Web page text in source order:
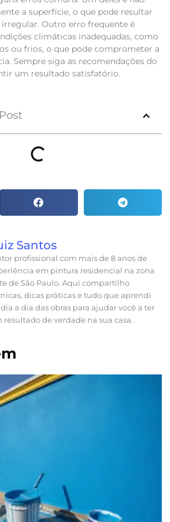
a superfície, o que pode resultar
Outro erro frequente é
climáticas inadequadas, como
ou frios, o que pode comprometer a
Sempre siga as recomendações do
um resultado satisfatório.
Santos
profissional com mais de 8 anos de
em pintura residencial na zona
de São Paulo. Aqui compartilho
dicas práticas e tudo que aprendi
a dia das obras para ajudar você a ter
resultado de verdade na sua casa.